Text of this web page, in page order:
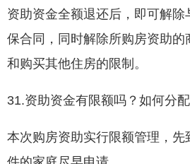
资助资金全额退还后，即可解除
保合同，同时解除所购房资助的
和购买其他住房的限制。
31.资助资金有限额吗？如何分配
本次购房资助实行限额管理，先